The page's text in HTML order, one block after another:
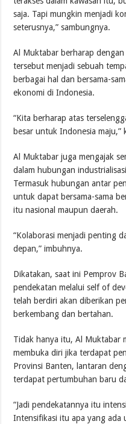
saja. Tapi mungkin menjadi
seterusnya,” sambungnya.
Al Muktabar berharap
tersebut menjadi sebuah
berbagai hal dan bersama-
ekonomi di Indonesia.
“Kita berharap atas
besar untuk Indonesia maju,”
Al Muktabar juga mengajak
dalam hubungan
Termasuk hubungan antar
untuk dapat bersama-sama
itu nasional maupun daerah.
“Kolaborasi menjadi penting
depan,” imbuhnya.
Dikatakan, saat ini Pemprov
pendekatan melalui self of
telah berdiri akan diberikan
berkembang dan bertahan.
Tidak hanya itu, Al Muktabar
membuka diri jika terdapat
Provinsi Banten, lantaran
terdapat pertumbuhan baru
“Jadi pendekatannya itu
Intensifikasi itu apa yang ada